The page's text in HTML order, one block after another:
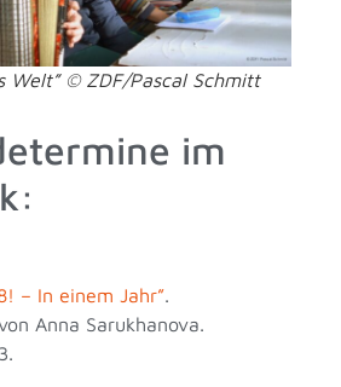
Welt” © ZDF/Pascal Schmitt
im
– In einem Jahr”.
Anna Sarukhanova.